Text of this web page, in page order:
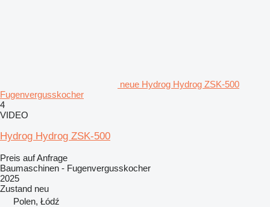
neue Hydrog Hydrog ZSK-500
Fugenvergusskocher
4
VIDEO
Hydrog Hydrog ZSK-500
Preis auf Anfrage
Baumaschinen - Fugenvergusskocher
2025
Zustand neu
Polen, Łódź